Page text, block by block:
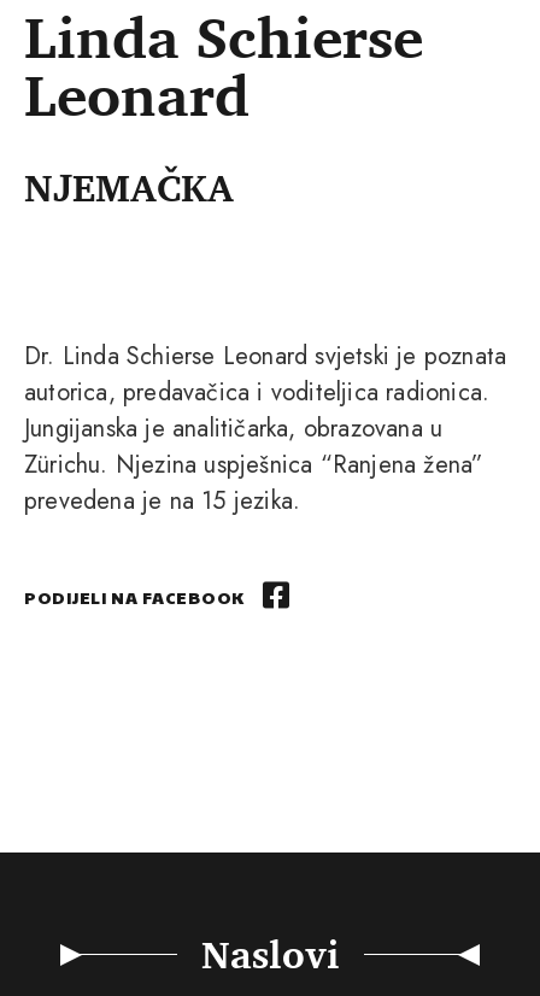
Linda Schierse
Leonard
NJEMAČKA
Dr. Linda Schierse Leonard svjetski je poznata
autorica, predavačica i voditeljica radionica.
Jungijanska je analitičarka, obrazovana u
Zürichu. Njezina uspješnica “Ranjena žena”
prevedena je na 15 jezika.
PODIJELI NA FACEBOOK
Naslovi